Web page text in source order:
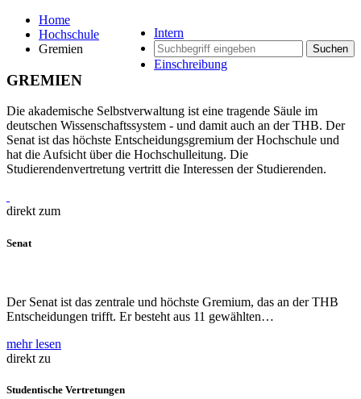
Intern
Suchen
Einschreibung
Home
Hochschule
Gremien
GREMIEN
Die akademische Selbstverwaltung ist eine tragende Säule im
deutschen Wissenschaftssystem - und damit auch an der THB. Der
Senat ist das höchste Entscheidungsgremium der Hochschule und
hat die Aufsicht über die Hochschulleitung. Die
Studierendenvertretung vertritt die Interessen der Studierenden.
direkt zum
Senat
Der Senat ist das zentrale und höchste Gremium, das an der THB
Entscheidungen trifft. Er besteht aus 11 gewählten…
mehr lesen
direkt zu
Studentische Vertretungen